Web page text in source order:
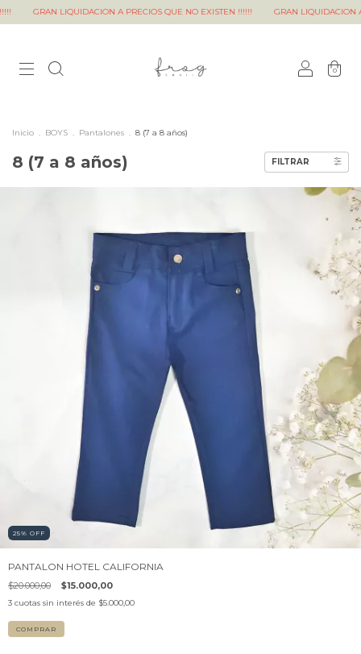
A PRECIOS QUE NO EXISTEN !!!!!! GRAN LIQUIDACION A PRECIOS QUE NO
0
Inicio . BOYS . Pantalones . 8 (7 a 8 años)
8 (7 a 8 años) FILTRAR
25% OFF
PANTALON HOTEL CALIFORNIA
$20.000,00 $15.000,00
3 cuotas sin interés de $5.000,00
COMPRAR